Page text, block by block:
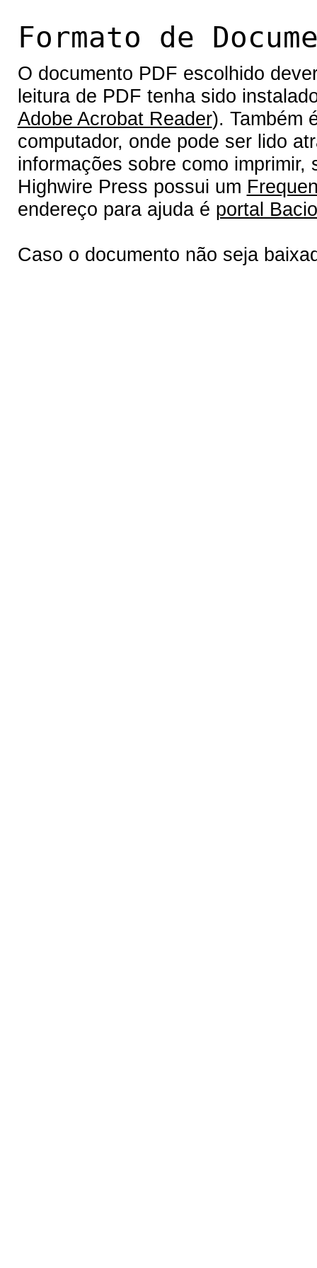
Formato de
O documento PDF escolhido
leitura de PDF tenha sido
Adobe Acrobat Reader). Também
computador, onde pode ser lido
informações sobre como
Highwire Press possui um
endereço para ajuda é portal
Caso o documento não seja